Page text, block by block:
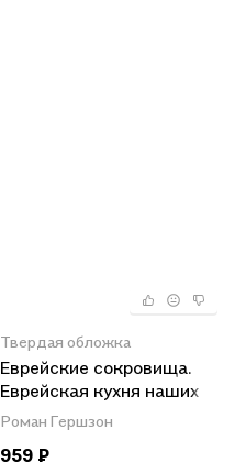
Твердая обложка
Еврейские сокровища.
Еврейская кухня наших
бабушек и мам, а также
выдуманные и
Роман Гершзон
959 ₽